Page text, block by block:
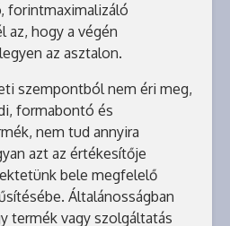
forintmaximalizáló
az, hogy a végén
az asztalon.
szempontból nem éri meg,
formabontó és
nem tud annyira
azt az értékesítője
bele megfelelő
Általánosságban
termék vagy szolgáltatás